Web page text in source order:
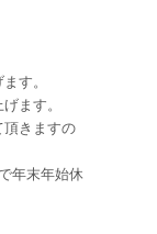
す。
ます。
頂きますの
年末年始休